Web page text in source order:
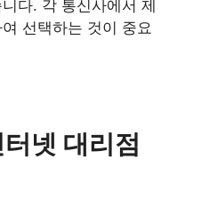
다. 각 통신사에서 제
선택하는 것이 중요
넷 대리점